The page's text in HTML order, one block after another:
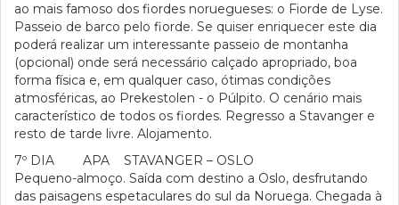
ao mais famoso dos fiordes noruegueses: o Fiorde de Lyse.
Passeio de barco pelo fiorde. Se quiser enriquecer este dia
poderá realizar um interessante passeio de montanha
(opcional) onde será necessário calçado apropriado, boa
forma física e, em qualquer caso, ótimas condições
atmosféricas, ao Prekestolen - o Púlpito. O cenário mais
característico de todos os fiordes. Regresso a Stavanger e
resto de tarde livre. Alojamento.
7º DIA APA STAVANGER – OSLO
Pequeno-almoço. Saída com destino a Oslo, desfrutando
das paisagens espetaculares do sul da Noruega. Chegada à